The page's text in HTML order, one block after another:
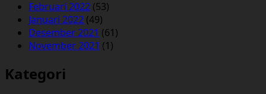
Februari 2022 (53)
Januari 2022 (49)
Desember 2021 (61)
November 2021 (1)
Kategori